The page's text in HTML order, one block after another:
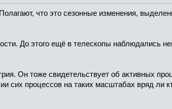
что это сезонные изменения,
До этого ещё в телескопы наблюдались
Он тоже свидетельствует об активных
сих процессов на таких масштабах вряд ли